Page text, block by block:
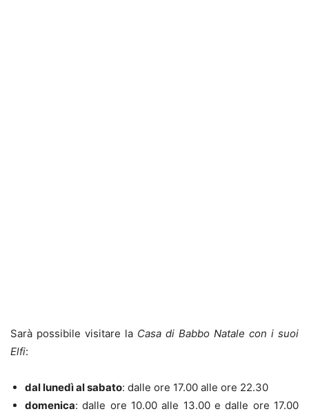
Sarà possibile visitare la Casa di Babbo Natale con i suoi
Elfi:
dal lunedì al sabato: dalle ore 17.00 alle ore 22.30
domenica: dalle ore 10.00 alle 13.00 e dalle ore 17.00